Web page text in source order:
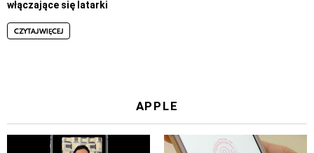
włączające się latarki
CZYTAJ WIĘCEJ
APPLE